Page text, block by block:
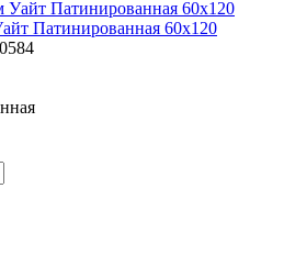
Патинированная 60x120